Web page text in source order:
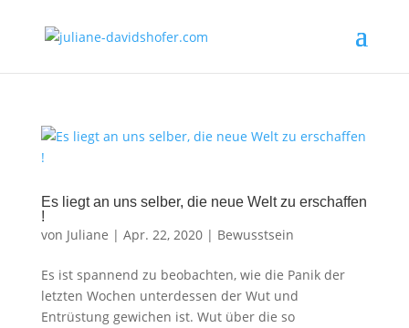
Es liegt an uns selber, die neue Welt zu erschaffen
!
von Juliane | Apr. 22, 2020| Bewusstsein
Es ist spannend zu beobachten, wie die Panik der
letzten Wochen unterdessen der Wut und
Entrüstung gewichen ist. Wut über die so